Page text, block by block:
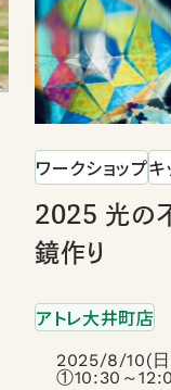
ワークショップキ
2025 光の
鏡作り
アトレ大井町店
2025/8/10(
①10:30～